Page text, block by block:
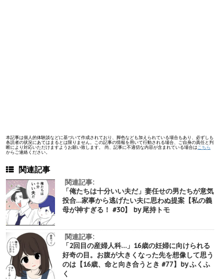
本記事は個人的体験談などに基づいて作成されており、脚色なども加えられている場合もあり、必ずしも
各読者の状況にあてはまるとは限りません。この記事の情報を用いて行動される場合、ご自身の責任と判
断により対応いただけますようお願い致します。 尚、記事に不適切な内容が含まれている場合は こちら
からご連絡ください。
関連記事
関連記事:
「俺たちは十分いい夫だ」妻任せの男たちが意気
投合…家事から逃げたい夫に思わぬ提案【私の義
母が神すぎる！ #30】 by 尾持トモ
関連記事:
「2回目の産婦人科…」16歳の妊婦に向けられる
好奇の目。お腹が大きくなった先を想像して思う
のは【16歳、命と向き合うとき #77】by ふくふ
く